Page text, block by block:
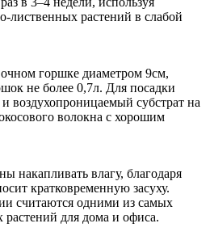
лиственных растений в слабой
горшке диаметром 9см,
не более 0,7л. Для посадки
воздухопроницаемый субстрат на
волокна с хорошим
накапливать влагу, благодаря
кратковременную засуху.
считаются одними из самых
для дома и офиса.